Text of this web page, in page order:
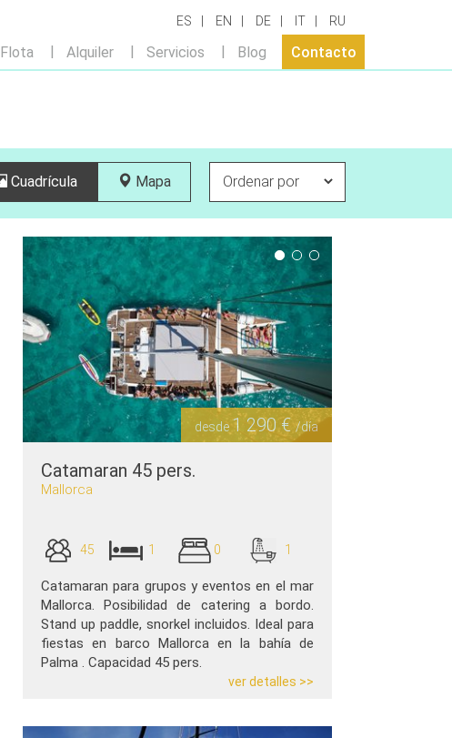
ES EN DE IT RU
Flota Alquiler Servicios Blog Contacto
Cuadrícula Mapa
desde 1 290 € /día
Catamaran 45 pers.
Mallorca
45 1 0 1
Catamaran para grupos y eventos en el mar
Mallorca. Posibilidad de catering a bordo.
Stand up paddle, snorkel incluidos. Ideal para
fiestas en barco Mallorca en la bahía de
Palma . Capacidad 45 pers.
ver detalles >>